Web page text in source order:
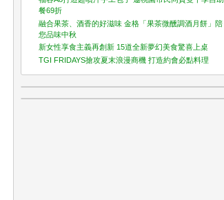
餐69折
融合果茶、酒香的好滋味 金格「果茶微醺調酒月餅」陪
您品味中秋
新女性享食主義再創新 15道全新夢幻美食驚喜上桌
TGI FRIDAYS搶攻夏末浪漫商機 打造約會必點料理